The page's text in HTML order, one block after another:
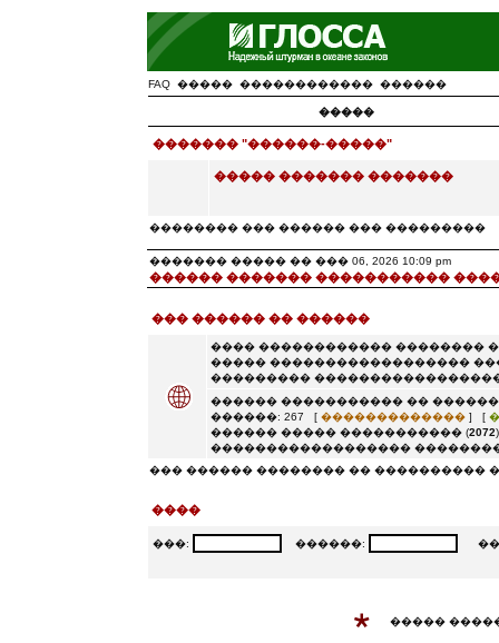
FAQ ����� ������������ ������
�����
������� "������-�����"
����� ������� �������
�������� ��� ������ ��� ���������
������� ����� �� ��� 06, 2026 10:09 pm
������ ������� �����������
��� ������ �� ������
���� ������������ ��������
����� ������������������
���������
������ ����������� ��
������: 267 [ �������������] [
������ ����� ����������� (2072
������������������
��� ������ �������� �� ����������
����
���: ������:
�����